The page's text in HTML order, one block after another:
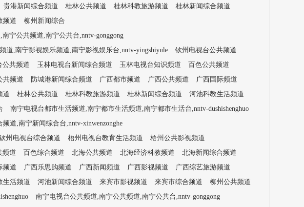
贵港新闻综合频道 桂林公共频道 桂林科教旅游频道
桂林新闻综合频道
频道
柳州新闻综合
宁公共频道,南宁公共台,nntv-gonggong
道,南宁影视娱乐频道,南宁影视娱乐台,nntv-yingshiyule
钦州电视台公共频道
公共频道 玉林电视台新闻综合频道 玉林电视台知识频道
百色公共频道
共频道 防城港新闻综合频道 广西都市频道 广西公共频道
广西国际频道
道 桂林公共频道 桂林科教旅游频道 桂林新闻综合频道
河池科教生活频道
南宁电视台都市生活频道,南宁都市生活频道,南宁都市生活台,nntv-dushishenghuo
道,南宁新闻综合台,nntv-xinwenzonghe
州电视台综合频道 梧州电视台教育生活频道
梧州公共影视频道
频道 百色综合频道 北海公共频道 北海经济科教频道
北海新闻综合频道
频道 广西乐思购频道 广西新闻频道 广西影视频道
广西综艺旅游频道
生活频道 河池新闻综合频道 来宾市影视频道 来宾市综合频道
柳州公共频道
南宁电视台公共频道,南宁公共频道,南宁公共台,nntv-gonggong